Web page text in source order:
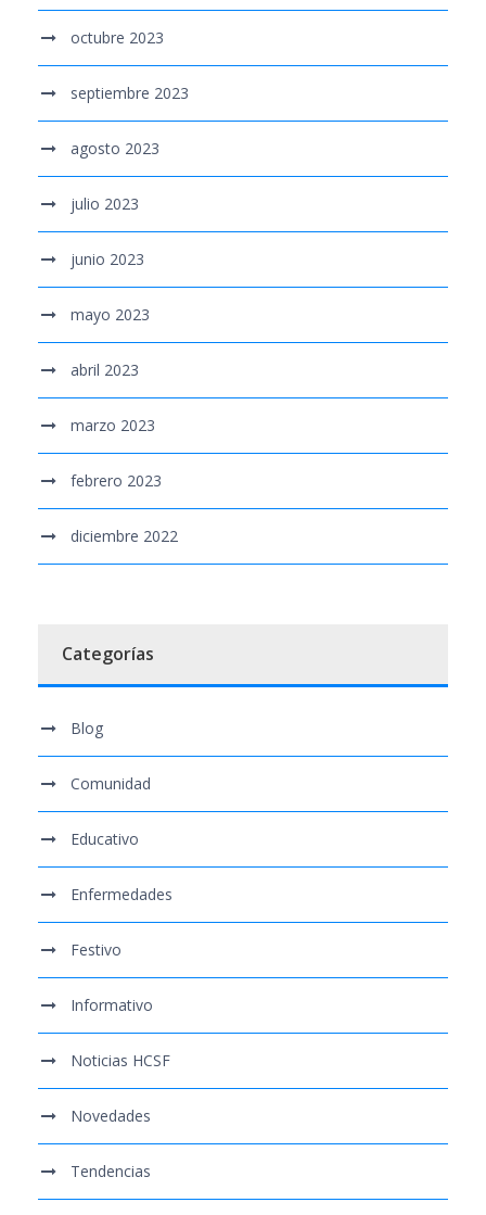
octubre 2023
septiembre 2023
agosto 2023
julio 2023
junio 2023
mayo 2023
abril 2023
marzo 2023
febrero 2023
diciembre 2022
Categorías
Blog
Comunidad
Educativo
Enfermedades
Festivo
Informativo
Noticias HCSF
Novedades
Tendencias